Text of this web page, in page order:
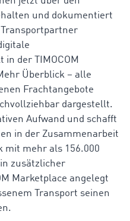
und dokumentiert
Transportpartner
der TIMOCOM
Überblick – alle
Frachtangebote
dargestellt.
Aufwand und schafft
in der Zusammenarbeit
mit mehr als 156.000
zusätzlicher
Marketplace angelegt
Transport seinen